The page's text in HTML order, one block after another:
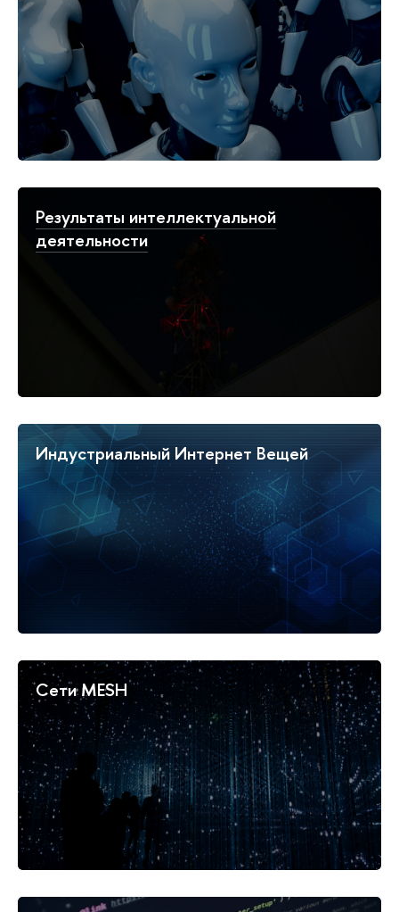
Результаты интеллектуальной
деятельности
Индустриальный Интернет Вещей
Сети MESH